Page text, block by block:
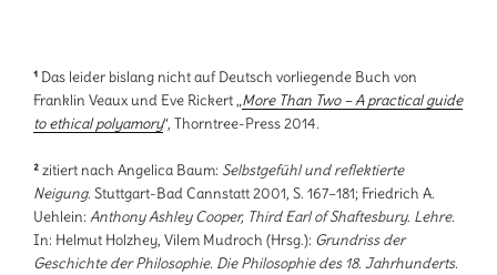
¹ Das leider bislang nicht auf Deutsch vorliegende Buch von
Franklin Veaux und Eve Rickert „More Than Two – A practical guide
to ethical polyamory“, Thorntree-Press 2014.
²zitiert nach Angelica Baum: Selbstgefühl und reflektierte
Neigung. Stuttgart-Bad Cannstatt 2001, S. 167–181; Friedrich A.
Uehlein: Anthony Ashley Cooper, Third Earl of Shaftesbury. Lehre.
In: Helmut Holzhey, Vilem Mudroch (Hrsg.): Grundriss der
Geschichte der Philosophie. Die Philosophie des 18. Jahrhunderts.